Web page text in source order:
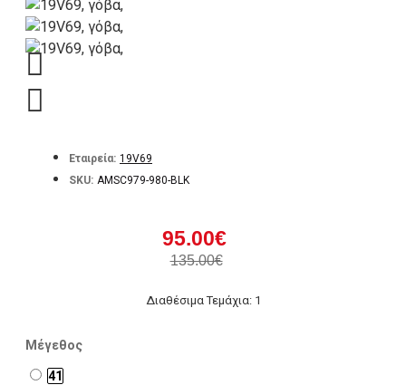
Εταιρεία: 19V69
SKU: AMSC979-980-BLK
95.00€
135.00€
Διαθέσιμα Τεμάχια: 1
Μέγεθος
41